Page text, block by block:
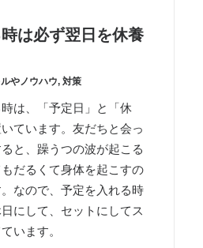
は必ず翌日を休養
やノウハウ, 対策
は、「予定日」と「休
ています。友だちと会っ
と、躁うつの波が起こる
だるくて身体を起こすの
なので、予定を入れる時
にして、セットにしてス
います。